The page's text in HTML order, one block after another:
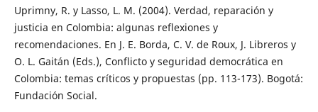
Uprimny, R. y Lasso, L. M. (2004). Verdad, reparación y
justicia en Colombia: algunas reflexiones y
recomendaciones. En J. E. Borda, C. V. de Roux, J. Libreros y
O. L. Gaitán (Eds.), Conflicto y seguridad democrática en
Colombia: temas críticos y propuestas (pp. 113-173). Bogotá:
Fundación Social.